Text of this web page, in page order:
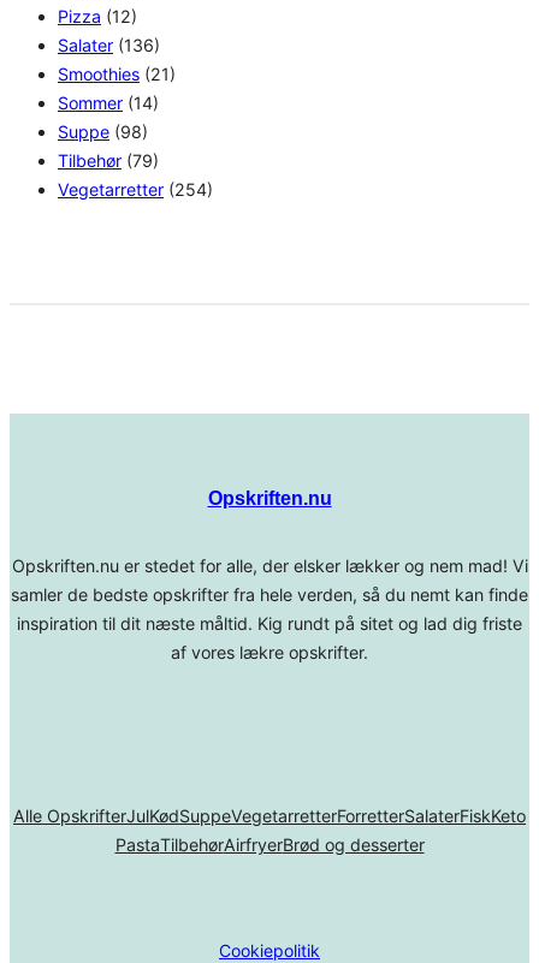
Pizza (12)
Salater (136)
Smoothies (21)
Sommer (14)
Suppe (98)
Tilbehør (79)
Vegetarretter (254)
Opskriften.nu
Opskriften.nu er stedet for alle, der elsker lækker og nem mad! Vi
samler de bedste opskrifter fra hele verden, så du nemt kan finde
inspiration til dit næste måltid. Kig rundt på sitet og lad dig friste
af vores lækre opskrifter.
Alle OpskrifterJulKødSuppeVegetarretterForretterSalaterFiskKeto
PastaTilbehørAirfryerBrød og desserter
Cookiepolitik